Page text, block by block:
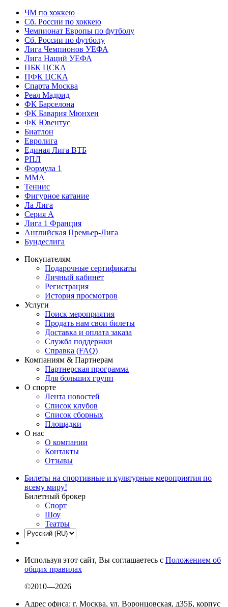
ЧМ по хоккею
Сб. России по хоккею
Чемпионат Европы по футболу
Сб. России по футболу
Лига Чемпионов УЕФА
Лига Наций УЕФА
ПБК ЦСКА
ПФК ЦСКА
Спарта Москва
Реал Мадрид
ФК Барселона
ФК Бавария Мюнхен
ФК Ювентус
Биатлон
Евролига
Единая Лига ВТБ
РПЛ
Формула 1
MMA
Теннис
Фигурное катание
Ла Лига
Серия А
Лига 1 Франция
Английская Премьер-Лига
Бундеслига
Покупателям
Подарочные сертификаты
Личный кабинет
Регистрация
История просмотров
Услуги
Поиск мероприятия
Продать нам свои билеты
Доставка и оплата заказа
Служба поддержки
Справка (FAQ)
Компаниям & Партнерам
Партнерская программа
Для больших групп
О спорте
Лента новостей
Список клубов
Список сборных
Площадки
О нас
О компании
Контакты
Отзывы
Билеты на спортивные и культурные мероприятия по
всему миру!
Билетный брокер
Спорт
Шоу
Театры
Используя этот сайт, Вы соглашаетесь с Положением об
общих правилах
©2010—2026
Адрес офиса: г. Москва, ул. Воронцовская, д35Б, корпус